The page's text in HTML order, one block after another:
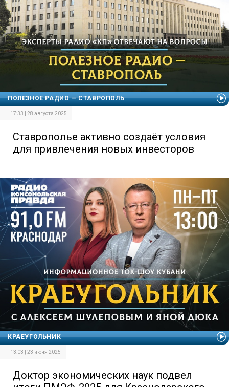
ПОЛЕЗНОЕ РАДИО — СТАВРОПОЛЬ
17:33 | 28 августа 2025
Ставрополье активно создаёт условия
для привлечения новых инвесторов
КРАЕУГОЛЬНИК
13:03 | 23 июня 2025
Доктор экономических наук подвел